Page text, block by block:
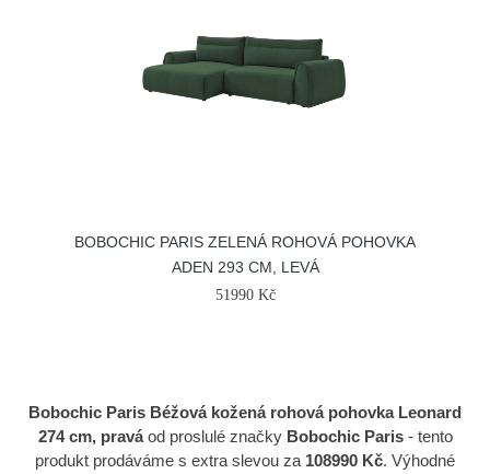
BOBOCHIC PARIS ZELENÁ ROHOVÁ POHOVKA
ADEN 293 CM, LEVÁ
51990 Kč
Bobochic Paris Béžová kožená rohová pohovka Leonard
274 cm, praváod proslulé značkyBobochic Paris- tento
produkt prodáváme s extra slevou za 108990 Kč. Výhodné